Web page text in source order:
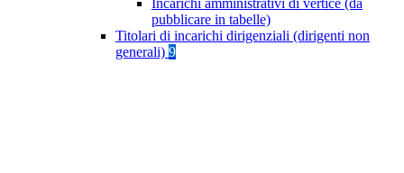
Incarichi amministrativi di vertice (da
pubblicare in tabelle)
Titolari di incarichi dirigenziali (dirigenti non
generali) 9